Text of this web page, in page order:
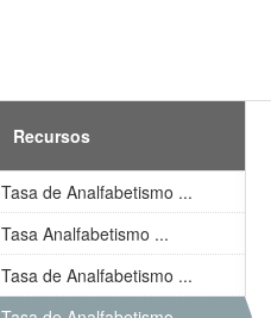
Recursos
Tasa de Analfabetismo ...
Tasa Analfabetismo ...
Tasa de Analfabetismo ...